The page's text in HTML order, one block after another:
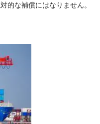
的な補償にはなりません。